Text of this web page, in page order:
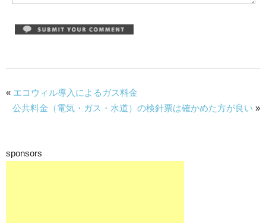
« エコウィル導入によるガス料金
公共料金（電気・ガス・水道）の検針票は確かめた方が良い »
sponsors